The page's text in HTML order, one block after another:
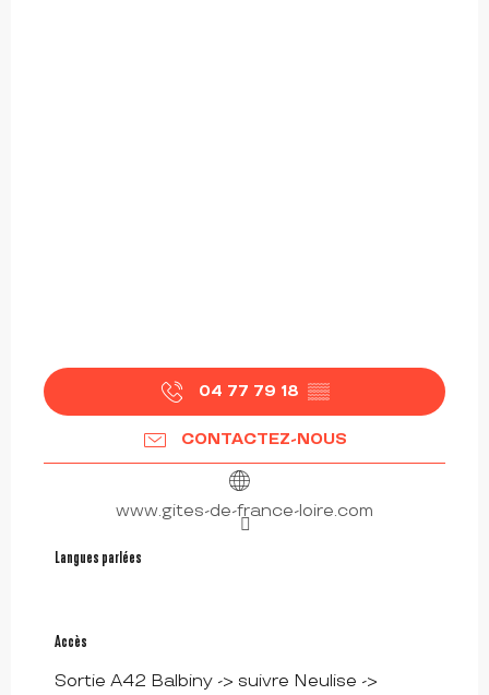
04 77 79 18 ▒▒
CONTACTEZ-NOUS
www.gites-de-france-loire.com
Langues parlées
Langues parlées
Accès
Accès
Sortie A42 Balbiny -> suivre Neulise ->